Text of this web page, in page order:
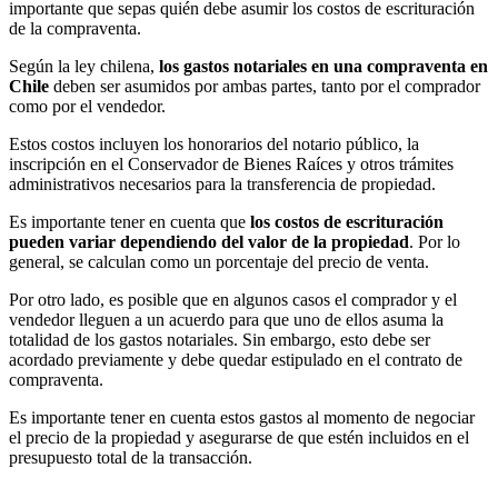
importante que sepas quién debe asumir los costos de escrituración
de la compraventa.
Según la ley chilena, los gastos notariales en una compraventa en
Chile deben ser asumidos por ambas partes, tanto por el comprador
como por el vendedor.
Estos costos incluyen los honorarios del notario público, la
inscripción en el Conservador de Bienes Raíces y otros trámites
administrativos necesarios para la transferencia de propiedad.
Es importante tener en cuenta que los costos de escrituración
pueden variar dependiendo del valor de la propiedad. Por lo
general, se calculan como un porcentaje del precio de venta.
Por otro lado, es posible que en algunos casos el comprador y el
vendedor lleguen a un acuerdo para que uno de ellos asuma la
totalidad de los gastos notariales. Sin embargo, esto debe ser
acordado previamente y debe quedar estipulado en el contrato de
compraventa.
Es importante tener en cuenta estos gastos al momento de negociar
el precio de la propiedad y asegurarse de que estén incluidos en el
presupuesto total de la transacción.